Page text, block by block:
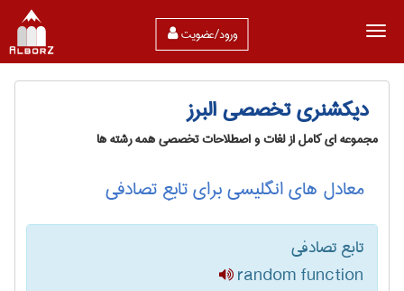
ورود/عضویت
دیکشنری تخصصی البرز
مجموعه ای کامل از لغات و اصطلاحات تخصصی همه رشته ها
معادل های انگلیسی برای تابع تصادفی
تابع تصادفی
random function